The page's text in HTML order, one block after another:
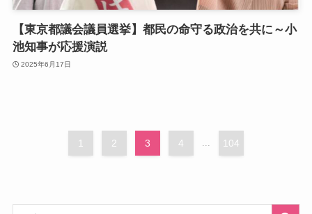
【東京都議会議員選挙】都民の命守る政治を共に～小
池知事が応援演説
2025年6月17日
1 2 3 4 104